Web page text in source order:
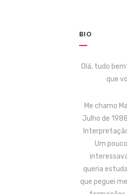
BIO
Olá, tudo
que
Me chamo
Julho de
Um
queria
que peguei